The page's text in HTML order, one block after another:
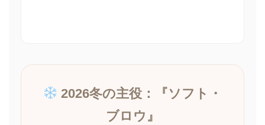
2026冬の主役：『ソフト・
ブロウ』